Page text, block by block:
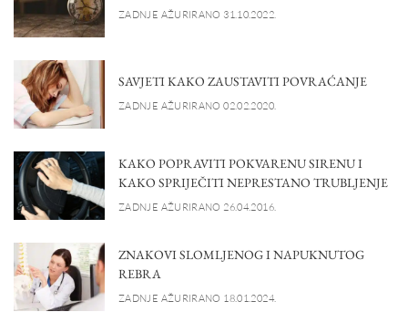
ZADNJE AŽURIRANO 31.10.2022.
SAVJETI KAKO ZAUSTAVITI POVRAĆANJE
ZADNJE AŽURIRANO 02.02.2020.
KAKO POPRAVITI POKVARENU SIRENU I
KAKO SPRIJEČITI NEPRESTANO TRUBLJENJE
ZADNJE AŽURIRANO 26.04.2016.
ZNAKOVI SLOMLJENOG I NAPUKNUTOG
REBRA
ZADNJE AŽURIRANO 18.01.2024.